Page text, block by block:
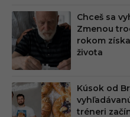
Chceš sa
Zmenou
rokom
života
Kúsok od
tréneri